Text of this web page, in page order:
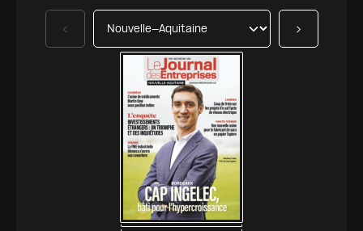
Précédent Suivant